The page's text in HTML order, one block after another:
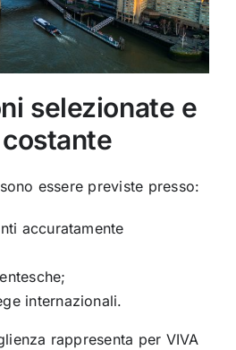
selezionate e
essere previste presso:
accuratamente
internazionali.
rappresenta per VIVA